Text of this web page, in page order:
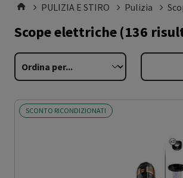
PULIZIA E STIRO Pulizia
Scope elettriche(136
SCONTO RICONDIZIONATI